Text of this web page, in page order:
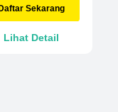
Sekarang
Lihat Detail